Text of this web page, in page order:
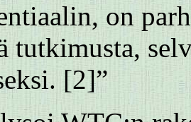
on
tutkimusta,
[2]”